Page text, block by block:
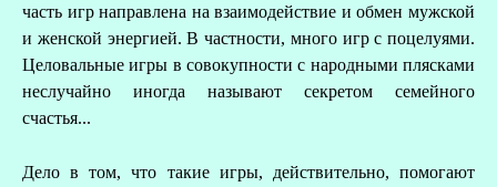
часть игр направлена на взаимодействие и обмен мужской
и женской энергией. В частности, много игр с поцелуями.
Целовальные игры в совокупности с народными плясками
неслучайно иногда называют секретом семейного
счастья...
Дело в том, что такие игры, действительно, помогают